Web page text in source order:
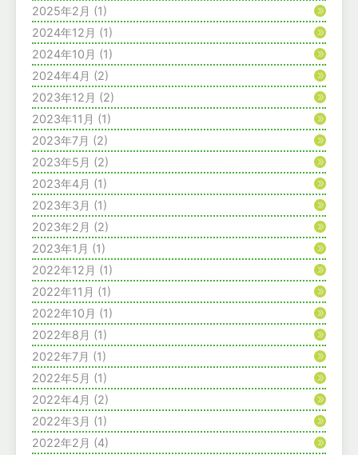
2025年2月 (1)
2024年12月 (1)
2024年10月 (1)
2024年4月 (2)
2023年12月 (2)
2023年11月 (1)
2023年7月 (2)
2023年5月 (2)
2023年4月 (1)
2023年3月 (1)
2023年2月 (2)
2023年1月 (1)
2022年12月 (1)
2022年11月 (1)
2022年10月 (1)
2022年8月 (1)
2022年7月 (1)
2022年5月 (1)
2022年4月 (2)
2022年3月 (1)
2022年2月 (4)